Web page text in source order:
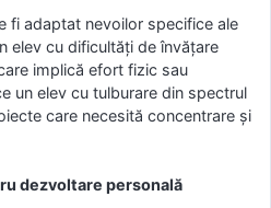
fi adaptat nevoilor specifice ale
elev cu dificultăți de învățare
implică efort fizic sau
un elev cu tulburare din spectrul
care necesită concentrare și
dezvoltare personală